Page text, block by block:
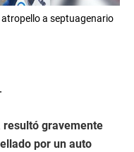
a septuagenario
resultó gravemente
por un auto